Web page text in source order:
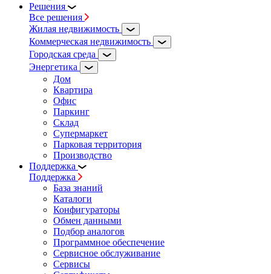
Решения
Все решения
Жилая недвижимость
Коммерческая недвижимость
Городская среда
Энергетика
Дом
Квартира
Офис
Паркинг
Склад
Супермаркет
Парковая территория
Производство
Поддержка
Поддержка
База знаний
Каталоги
Конфигураторы
Обмен данными
Подбор аналогов
Программное обеспечение
Сервисное обслуживание
Сервисы